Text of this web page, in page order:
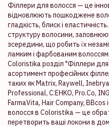
Філлери для волосся — це
відновлюють пошкоджене
гладкість, блиск і
структуру волосини,
зсередини, що робить їх
ламким і фарбованим
Coloristika розділ "Філлери
асортимент професійних
таких як Matrix, Raywell,
Professional, C:EHKO, Pro.Co,
FarmaVita, Hair Company, BBcos
волосся в Coloristika — це
перетворить ваші локони в